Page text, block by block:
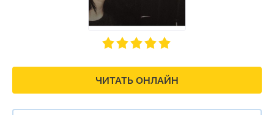
ЧИТАТЬ ОНЛАЙН